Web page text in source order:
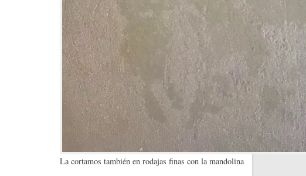
La cortamos también en rodajas finas con la mandolina